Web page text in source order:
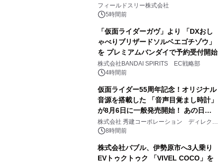
約1300万画素、用途別に選べるコンデ
ジ新登場
フィールドスリー株式会社
5時間前
「仮面ライダーガヴ」より 「DXおし
ゃべりブリザードソルベエゴチゾウ」
を プレミアムバンダイで予約受付開始
株式会社BANDAI SPIRITS EC戦略部
4時間前
仮面ライダー55周年記念！オリジナル
音源を搭載した 「音声目覚まし時計」
が8月6日に一般発売開始！ あの日の
大興奮が今甦る
株式会社 秀建コーポレーション ディレクト
アートギャラリー
8時間前
株式会社バブル、伊勢原市へ3人乗り
EVトゥクトゥク 「VIVEL COCO」を